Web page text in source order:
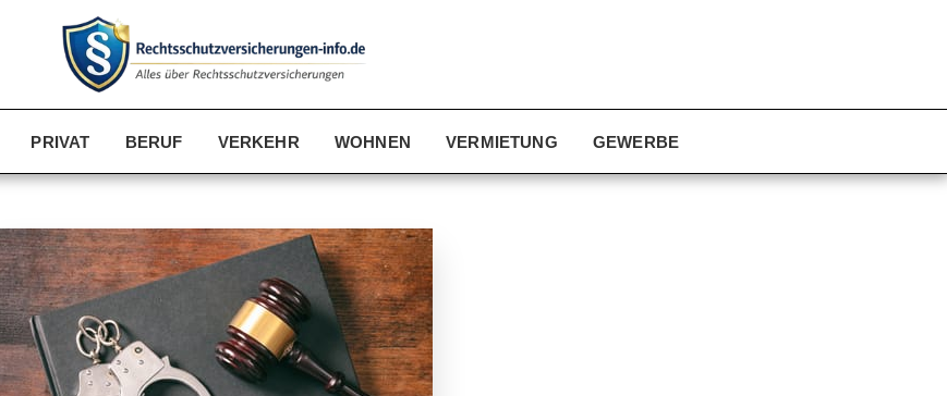
PRIVAT BERUF VERKEHR WOHNEN VERMIETUNG GEWERBE